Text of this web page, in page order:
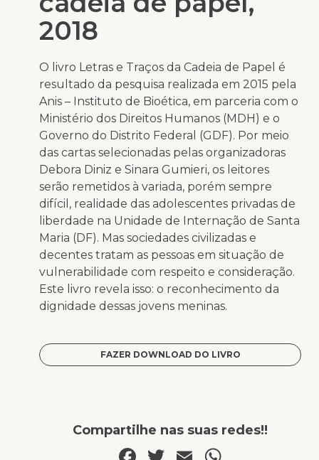
2018
O livro Letras e Traços da Cadeia de Papel é
resultado da pesquisa realizada em 2015 pela
Anis – Instituto de Bioética, em parceria com o
Ministério dos Direitos Humanos (MDH) e o
Governo do Distrito Federal (GDF). Por meio
das cartas selecionadas pelas organizadoras
Debora Diniz e Sinara Gumieri, os leitores
serão remetidos à variada, porém sempre
difícil, realidade das adolescentes privadas de
liberdade na Unidade de Internação de Santa
Maria (DF). Mas sociedades civilizadas e
decentes tratam as pessoas em situação de
vulnerabilidade com respeito e consideração.
Este livro revela isso: o reconhecimento da
dignidade dessas jovens meninas.
FAZER DOWNLOAD DO LIVRO
Compartilhe nas suas redes!!